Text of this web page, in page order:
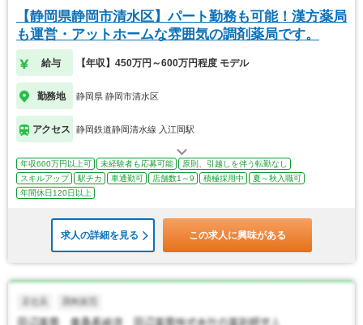
【静岡県静岡市清水区】パート勤務も可能！漢方薬局
も運営・アットホームな雰囲気の調剤薬局です。
給与 【年収】450万円～600万円程度 モデル
勤務地 静岡県 静岡市清水区
アクセス 静岡鉄道静岡清水線 入江岡駅
年収600万円以上可 未経験者も応募可能
原則、引越しを伴う転勤なし
スキルアップ
駅チカ 車通勤可 店舗数1～9 積極採用中
夏～秋入職可
年間休日120日以上
求人の詳細を見る この求人に興味がある